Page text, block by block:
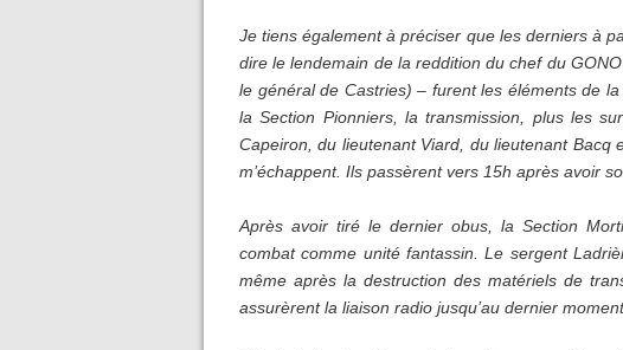
Je tiens également à préciser que les derniers à
dire le lendemain de la reddition du chef du
le général de Castries) – furent les éléments de
la Section Pionniers, la transmission, plus les
Capeiron, du lieutenant Viard, du lieutenant Bacq
m’échappent. Ils passèrent vers 15h après avoir
Après avoir tiré le dernier obus, la Section
combat comme unité fantassin. Le sergent
même après la destruction des matériels de
assurèrent la liaison radio jusqu’au dernier